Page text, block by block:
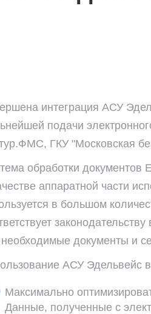
интеграция АСУ
подачи
ГКУ "Московская
обработки документов
аппаратной части
в большом
необходимые документы и
АСУ Эдельвейс
Максимально
Данные, полученные с